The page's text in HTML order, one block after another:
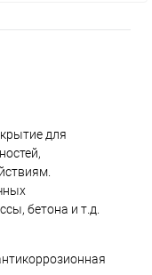
для
бетона и т.д.